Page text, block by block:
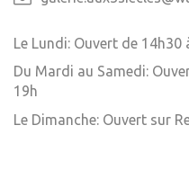
Le Lundi: Ouvert de 14h30
Du Mardi au Samedi:
19h
Le Dimanche: Ouvert sur